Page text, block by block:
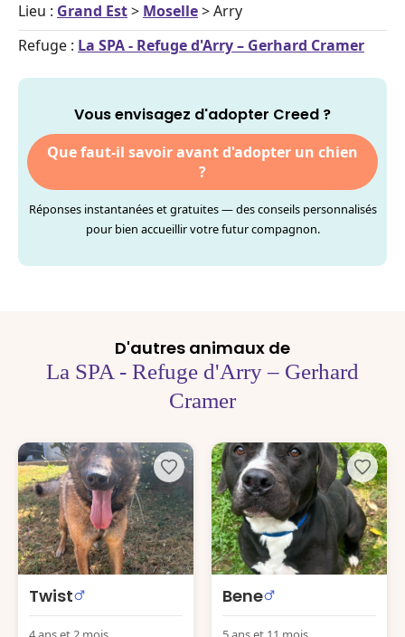
Lieu : Grand Est> Moselle> Arry
Refuge : La SPA - Refuge d'Arry – Gerhard Cramer
Vous envisagez d'adopter Creed ?
Que faut-il savoir avant d'adopter un chien
?
Réponses instantanées et gratuites — des conseils personnalisés
pour bien accueillir votre futur compagnon.
D'autres animaux de
La SPA - Refuge d'Arry – Gerhard
Cramer
Twist Bene